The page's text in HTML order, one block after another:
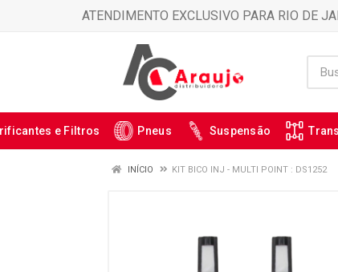
ATENDIMENTO EXCLUSIVO PARA RIO DE
e Filtros Pneus Suspensão
INÍCIO KIT BICO INJ - MULTI POINT : DS1252